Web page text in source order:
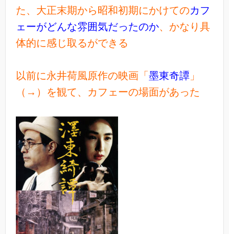
た、大正末期から昭和初期にかけてのカフ
ェーがどんな雰囲気だったのか、かなり具
体的に感じ取るができる
以前に永井荷風原作の映画「 墨東奇譚 」
（→）を観て、カフェーの場面があった